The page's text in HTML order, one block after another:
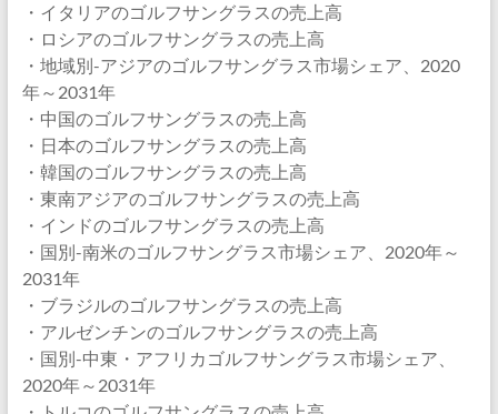
・イタリアのゴルフサングラスの売上高
・ロシアのゴルフサングラスの売上高
・地域別-アジアのゴルフサングラス市場シェア、2020
年～2031年
・中国のゴルフサングラスの売上高
・日本のゴルフサングラスの売上高
・韓国のゴルフサングラスの売上高
・東南アジアのゴルフサングラスの売上高
・インドのゴルフサングラスの売上高
・国別-南米のゴルフサングラス市場シェア、2020年～
2031年
・ブラジルのゴルフサングラスの売上高
・アルゼンチンのゴルフサングラスの売上高
・国別-中東・アフリカゴルフサングラス市場シェア、
2020年～2031年